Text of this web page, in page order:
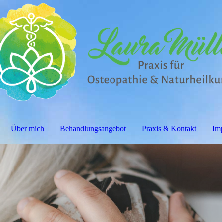
Über mich Behandlungsangebot Praxis & Kontakt